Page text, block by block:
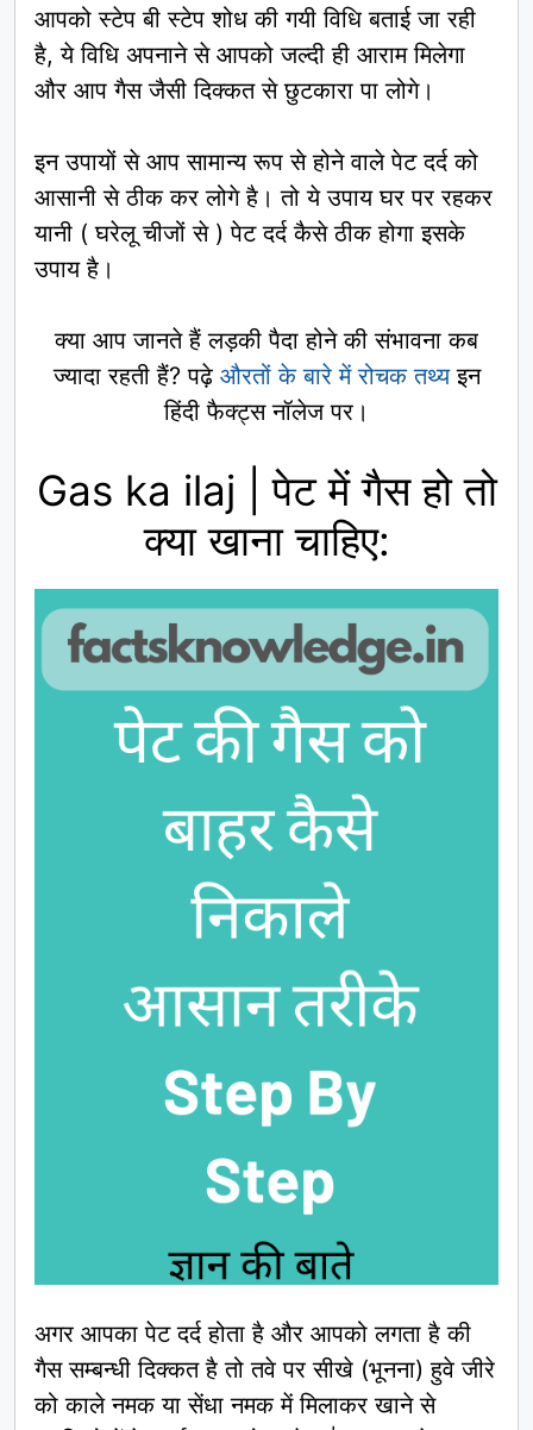
आपको स्टेप बी स्टेप शोध की गयी विधि बताई जा रही
है, ये विधि अपनाने से आपको जल्दी ही आराम मिलेगा
और आप गैस जैसी दिक्कत से छुटकारा पा लोगे।
इन उपायों से आप सामान्य रूप से होने वाले पेट दर्द को
आसानी से ठीक कर लोगे है। तो ये उपाय घर पर रहकर
यानी ( घरेलू चीजों से ) पेट दर्द कैसे ठीक होगा इसके
उपाय है।
क्या आप जानते हैं लड़की पैदा होने की संभावना कब
ज्यादा रहती हैं? पढ़े औरतों के बारे में रोचक तथ्यइन
हिंदी फैक्ट्स नॉलेज पर।
Gas ka ilaj | पेट में गैस हो तो
क्या खाना चाहिए:
अगर आपका पेट दर्द होता है और आपको लगता है की
गैस सम्बन्धी दिक्कत है तो तवे पर सीखे (भूनना) हुवे जीरे
को काले नमक या सेंधा नमक में मिलाकर खाने से